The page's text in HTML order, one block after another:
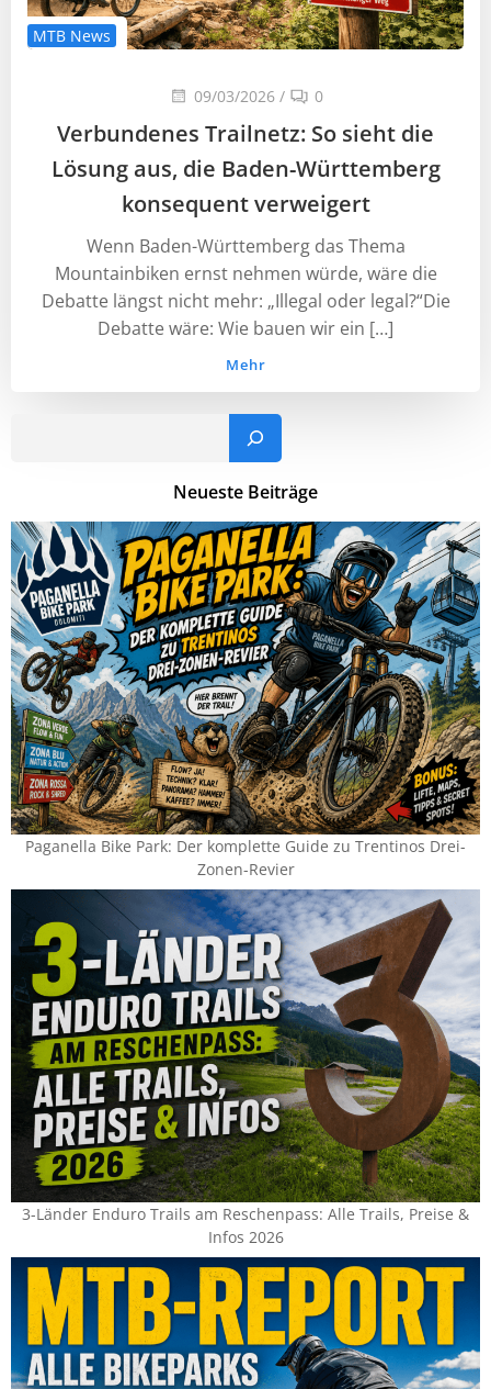
MTB News
09/03/2026 / 0
Verbundenes Trailnetz: So sieht die
Lösung aus, die Baden-Württemberg
konsequent verweigert
Wenn Baden-Württemberg das Thema
Mountainbiken ernst nehmen würde, wäre die
Debatte längst nicht mehr: „Illegal oder legal?“Die
Debatte wäre: Wie bauen wir ein […]
Mehr
Neueste Beiträge
Paganella Bike Park: Der komplette Guide zu Trentinos Drei-
Zonen-Revier
3-Länder Enduro Trails am Reschenpass: Alle Trails, Preise &
Infos 2026